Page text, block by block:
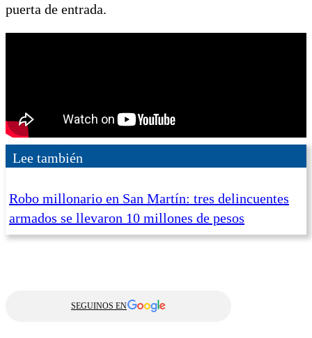
puerta de entrada.
Lee también
Robo millonario en San Martín: tres delincuentes
armados se llevaron 10 millones de pesos
SEGUINOS EN